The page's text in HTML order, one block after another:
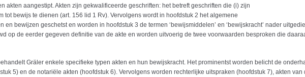
akten aangestipt. Akten zijn gekwalificeerde geschriften: het betreft geschriften die (i) zijn
tot bewijs te dienen (art. 156 lid 1 Rv). Vervolgens wordt in hoofdstuk 2 het algemene
en bewijzen geschetst en worden in hoofdstuk 3 de termen ‘bewijsmiddelen’ en ‘bewijskracht’ nader
op de eerder gegeven definitie van de akte en worden uitvoerig de twee voorwaarden besproken die
Gräler enkele specifieke typen akten en hun bewijskracht. Het prominentst worden belicht de
5) en de notariële akten (hoofdstuk 6). Vervolgens worden rechterlijke uitspraken (hoofdstuk 7), akten van